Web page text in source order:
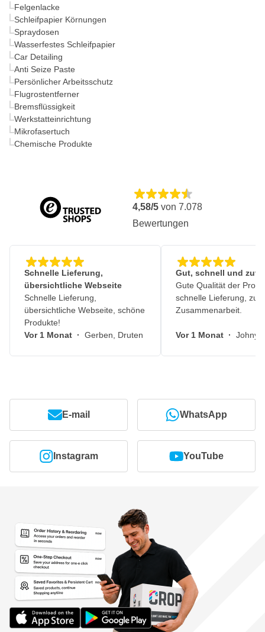
Felgenlacke
Schleifpapier Körnungen
Spraydosen
Wasserfestes Schleifpapier
Car Detailing
Anti Seize Paste
Persönlicher Arbeitsschutz
Flugrostentferner
Bremsflüssigkeit
Werkstatteinrichtung
Mikrofasertuch
Chemische Produkte
4,58/5 von 7.078
Bewertungen
Schnelle Lieferung,
übersichtliche Webseite
Schnelle Lieferung,
übersichtliche Webseite, schöne
Produkte!
Vor 1 Monat · Gerben, Druten
Gut, schnell und
Gute Qualität der
schnelle Lieferung,
Zusammenarbeit.
Vor 1 Monat · Johny,
E-mail WhatsApp
Instagram YouTube